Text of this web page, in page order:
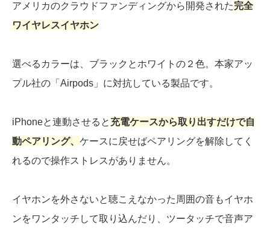
アメリカのクラウドファンディングから開発された完全
ワイヤレスイヤホン
選べるカラーは、ブラックとホワイトの２色。本家アッ
プル社の「Airpods」に対抗している製品です。
iPhoneと連動させると 充電ケースから取り出すだけで自
動ペアリング、 ケースに戻せばペアリングを解除してく
れるので操作ストレスがありません。
イヤホンを外さないと聴こえなかった周囲の音もイヤホ
ンをワンタッチして取り込んだり、ツータッチで音声ア